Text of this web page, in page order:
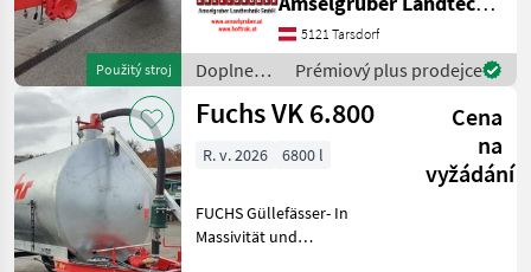
Použitý stroj
(Stärkste Materialstärken +
Beste Materialen und Beste
Komponenten der
führenden TOP Hersteller!)
Sei
5121 Tarsdorf
Doplnenie
živin a
polievanie
Prémiový plus prodejce
Fuchs VK 6.800
Cena
na
vyžádání
R. v. 2026 6800 l
FUCHS Güllefässer- In
Massivität und